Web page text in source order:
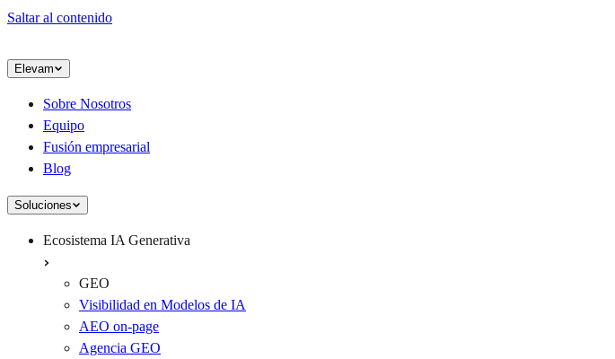
Saltar al contenido
Elevam
Sobre Nosotros
Equipo
Fusión empresarial
Blog
Soluciones
Ecosistema IA Generativa
GEO
Visibilidad en Modelos de IA
AEO on-page
Agencia GEO